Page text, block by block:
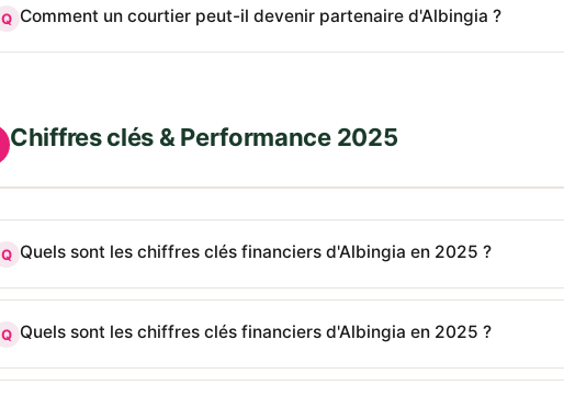
Q Comment un courtier peut-il devenir partenaire d'Albingia ?
Chiffres clés & Performance 2025
Q Quels sont les chiffres clés financiers d'Albingia en 2025 ?
Q Quels sont les chiffres clés financiers d'Albingia en 2025 ?